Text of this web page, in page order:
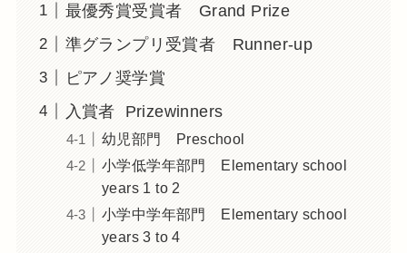
最優秀賞受賞者 Grand Prize
準グランプリ受賞者 Runner-up
ピアノ奨学賞
入賞者 Prizewinners
幼児部門 Preschool
小学低学年部門 Elementary school
years 1 to 2
小学中学年部門 Elementary school
years 3 to 4